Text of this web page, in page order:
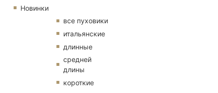
Новинки
все пуховики
итальянские
длинные
средней
длины
короткие